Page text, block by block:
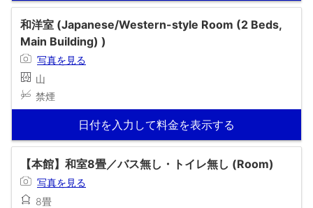
和洋室 (Japanese/Western-style Room (2 Beds,
Main Building) )
写真を見る
山
禁煙
日付を入力して料金を表示する
【本館】和室8畳／バス無し・トイレ無し (Room)
写真を見る
8畳